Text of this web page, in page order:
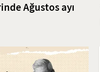
Ağustos ayı